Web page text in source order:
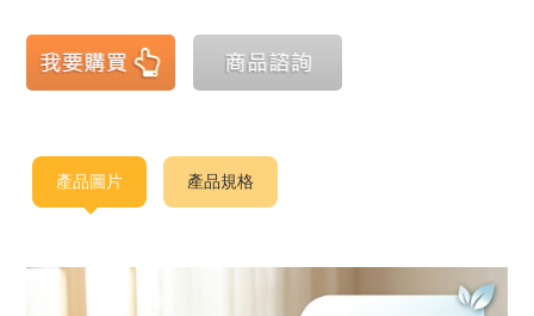
產品圖片 產品規格